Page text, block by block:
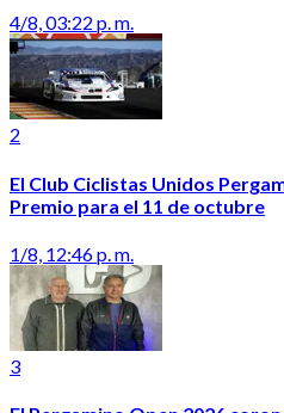
4/8, 03:22 p. m.
2
El Club Ciclistas Unidos
Premio para el 11 de octubre
1/8, 12:46 p. m.
3